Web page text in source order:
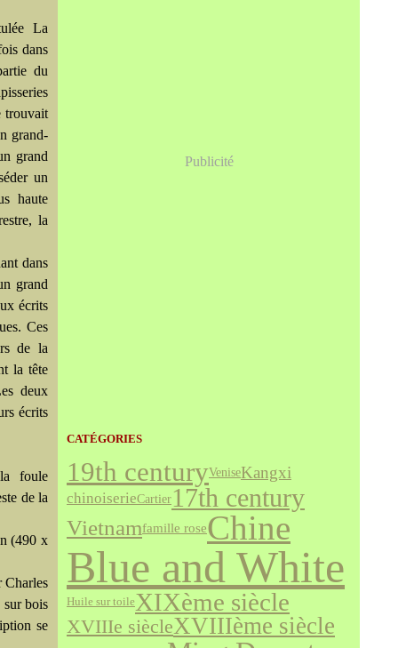
La
dans
du
trouvait
grand-
grand
un
haute
la
dans
grand
écrits
Ces
de la
la tête
deux
écrits
foule
de la
(490 x
Charles
sur bois
se
Publicité
CATÉGORIES
19th centuryVeniseKangxi
chinoiserieCartier17th century
Vietnamfamille roseChine
Blue and White
Huile sur toileXIXème siècle
XVIIIe siècleXVIIIème siècle